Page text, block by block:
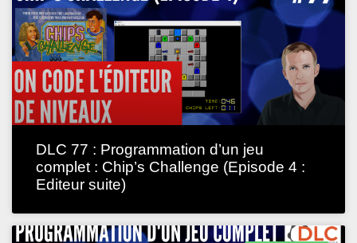
DLC 77 : Programmation d’un jeu
complet : Chip’s Challenge (Episode 4 :
Editeur suite)